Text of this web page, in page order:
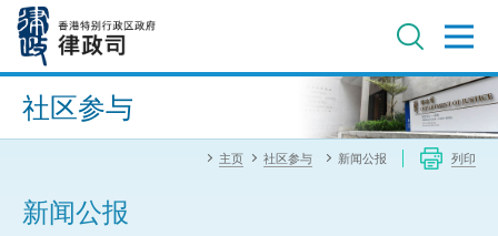
内
进阶搜寻
社区参与
主页 社区参与 新闻公报 列印
新闻公报